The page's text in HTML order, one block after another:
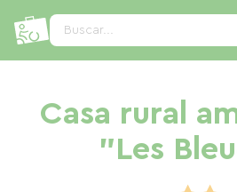
Buscar...
Casa rural
"Les
Panel de gestión de cookies